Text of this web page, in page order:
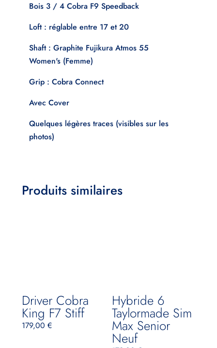
Bois 3 / 4 Cobra F9 Speedback
Loft : réglable entre 17 et 20
Shaft : Graphite Fujikura Atmos 55
Women's (Femme)
Grip : Cobra Connect
Avec Cover
Quelques légères traces (visibles sur les
photos)
Produits similaires
Driver Cobra
King F7 Stiff
179,00 €
Hybride 6
Taylormade Sim
Max Senior
Neuf